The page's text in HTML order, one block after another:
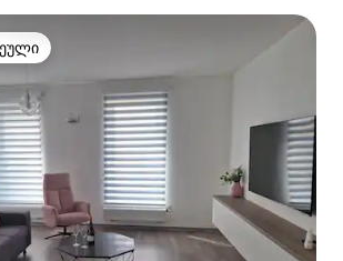
მოწინავე ვარიანტი